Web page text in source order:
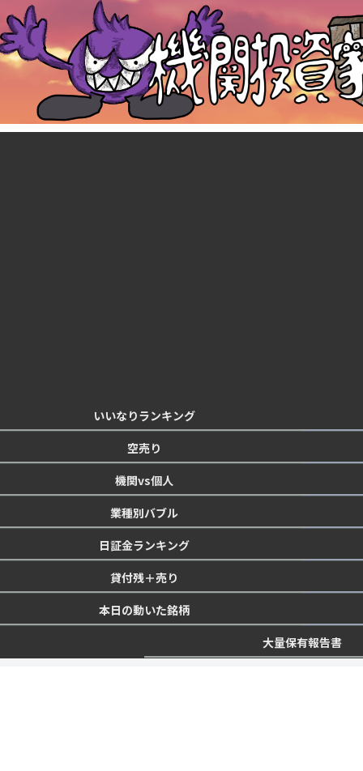
いいなりランキング
空売り
機関vs個人
業種別バブル
日証金ランキング
貸付残＋売り
本日の動いた銘柄
大量保有報告書